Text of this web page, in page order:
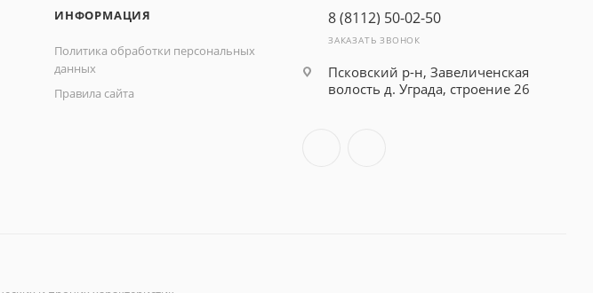
ИНФОРМАЦИЯ
Политика обработки персональных
данных
Правила сайта
8 (8112) 50-02-50
ЗАКАЗАТЬ ЗВОНОК
Псковский р-н, Завеличенская
волость д. Уграда, строение 26